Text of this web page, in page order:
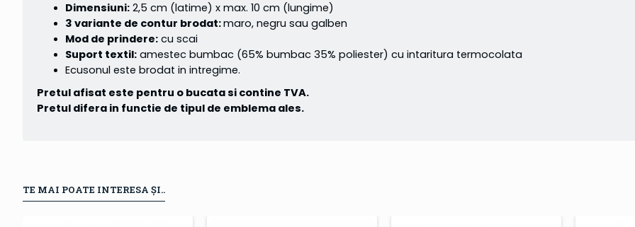
Dimensiuni: 2,5 cm (latime) x max. 10 cm (lungime)
3 variante de contur brodat:maro, negru sau galben
Mod de prindere: cu scai
Suport textil: amestec bumbac (65% bumbac 35% poliester) cu intaritura termocolata
Ecusonul este brodat in intregime.
Pretul afisat este pentru o bucata si contine TVA.
Pretul difera in functie de tipul de emblema ales.
TE MAI POATE INTERESA ȘI..